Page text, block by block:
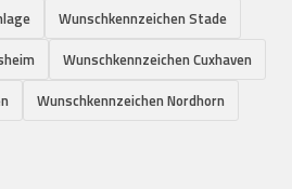
Wunschkennzeichen Stade
Wunschkennzeichen Cuxhaven
Wunschkennzeichen Nordhorn